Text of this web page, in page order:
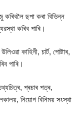
কৰিবলৈ ছপা কৰা বিভিন্ন
কৰিব পাৰি।
কাহিনী, চাৰ্ট, পোষ্টাৰ,
পাৰি।
প্ৰচাৰ পত্ৰ,
নিয়োগ বিনিময় সংস্থা